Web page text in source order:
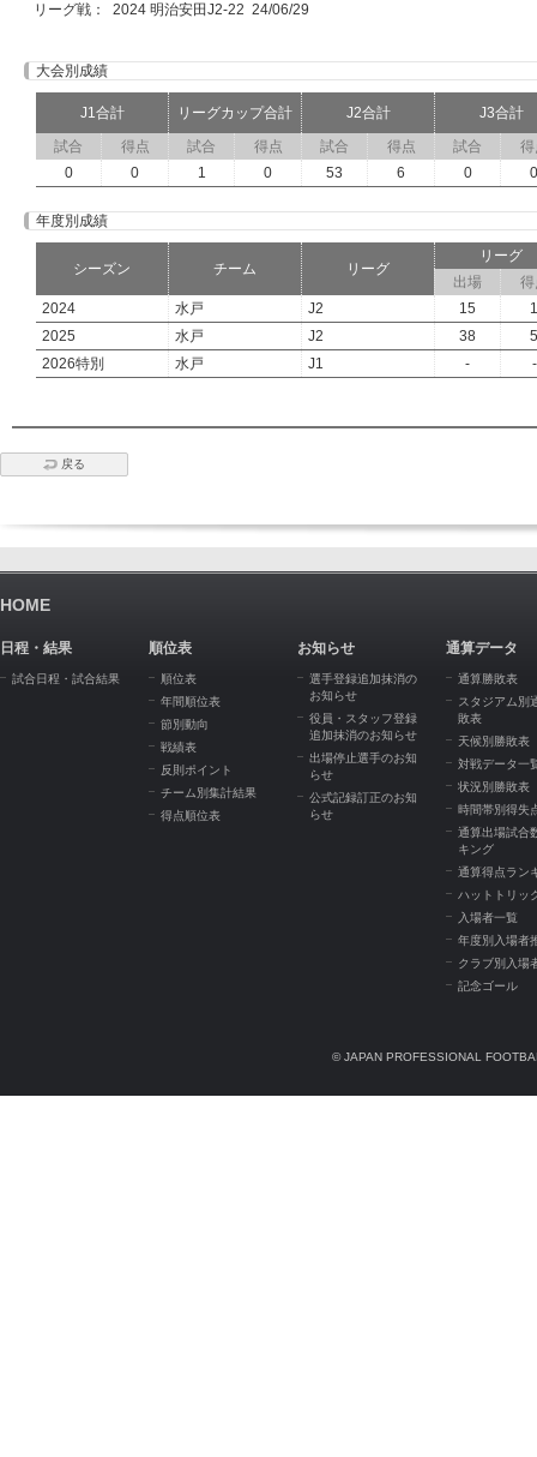
リーグ戦： 2024 明治安田J2-22 24/06/29
大会別成績
J1合計 リーグカップ合計 J2合計
J3合計
試合
得点 試合 得点 試合 得点 試合
得
0
0 1 0 53 6 0 0
年度別成績
シーズン チーム リーグ
リーグ
出場
得
2024
水戸 J2 15
1
2025
水戸 J2 38
5
2026特別
水戸 J1 - -
戻る
HOME
日程・結果
試合日程・試合結果
順位表
順位表
年間順位表
節別動向
戦績表
反則ポイント
チーム別集計結果
得点順位表
お知らせ
選手登録追加抹消の
お知らせ
役員・スタッフ登録
追加抹消のお知らせ
出場停止選手のお知
らせ
公式記録訂正のお知
らせ
通算データ
通算勝敗表
スタジアム別
敗表
天候別勝敗表
対戦データ一
状況別勝敗表
時間帯別得失
通算出場試合
キング
通算得点ラン
ハットトリッ
入場者一覧
年度別入場者
クラブ別入場
記念ゴール
© JAPAN PROFESSIONAL